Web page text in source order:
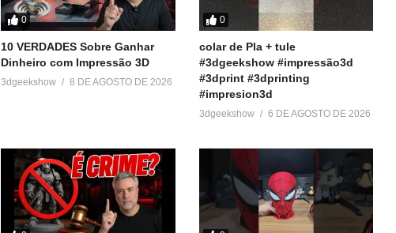
0
10 VERDADES Sobre Ganhar
Dinheiro com Impressão 3D
3dgeekshow 8 DE AGOSTO DE 2026
0
colar de Pla + tule
#3dgeekshow #impressão3d
#3dprint #3dprinting
#impresion3d
3dgeekshow 6 DE AGOSTO DE 2026